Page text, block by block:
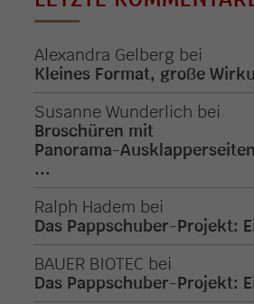
Alexandra Gelberg bei
Kleines Format, große
Susanne Wunderlich bei
Broschüren mit
Panorama-
...
Ralph Hadem bei
Das Pappschuber-Projekt:
BAUER BIOTEC bei
Das Pappschuber-Projekt: